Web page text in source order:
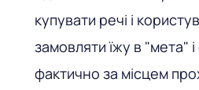
купувати речі і
замовляти їжу в "мета" і
фактично за місцем